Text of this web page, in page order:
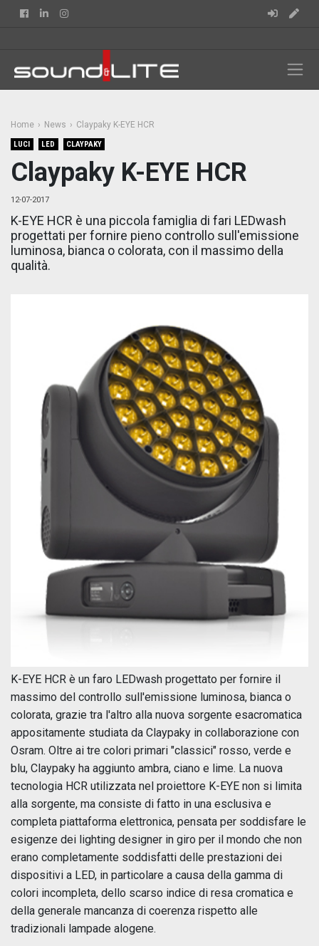
FacebookLinkedin
Home News Claypaky K-EYE HCR
LUCI LED CLAYPAKY
Claypaky K-EYE HCR
12-07-2017
K-EYE HCR è una piccola famiglia di fari LEDwash
progettati per fornire pieno controllo sull'emissione
luminosa, bianca o colorata, con il massimo della
qualità.
K-EYE HCR è un faro LEDwash progettato per fornire il
massimo del controllo sull'emissione luminosa, bianca o
colorata, grazie tra l'altro alla nuova sorgente esacromatica
appositamente studiata da Claypaky in collaborazione con
Osram. Oltre ai tre colori primari "classici" rosso, verde e
blu, Claypaky ha aggiunto ambra, ciano e lime. La nuova
tecnologia HCR utilizzata nel proiettore K-EYE non si limita
alla sorgente, ma consiste di fatto in una esclusiva e
completa piattaforma elettronica, pensata per soddisfare le
esigenze dei lighting designer in giro per il mondo che non
erano completamente soddisfatti delle prestazioni dei
dispositivi a LED, in particolare a causa della gamma di
colori incompleta, dello scarso indice di resa cromatica e
della generale mancanza di coerenza rispetto alle
tradizionali lampade alogene.